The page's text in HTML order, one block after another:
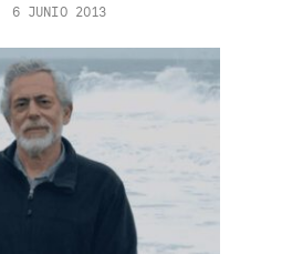
6 JUNIO 2013